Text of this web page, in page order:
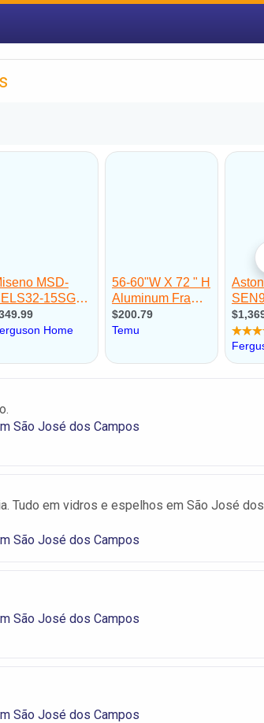
São José dos Campos
Tudo em vidros e espelhos em São José dos
São José dos Campos
São José dos Campos
São José dos Campos